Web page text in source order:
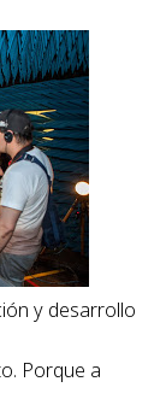
y desarrollo
Porque a